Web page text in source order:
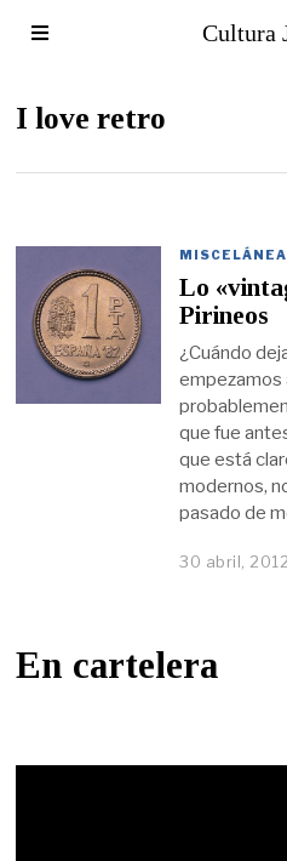
Cultura
I love retro
MISCELÁNEA
Lo
Pirineos
¿Cuándo
empezamos
que fue
que está
modernos,
pasado de
30 abril, 2012
En cartelera